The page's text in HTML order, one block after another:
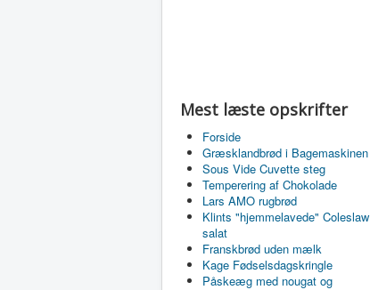
Mest læste opskrifter
Forside
Græsklandbrød i Bagemaskinen
Sous Vide Cuvette steg
Temperering af Chokolade
Lars AMO rugbrød
Klints "hjemmelavede" Coleslaw
salat
Franskbrød uden mælk
Kage Fødselsdagskringle
Påskeæg med nougat og